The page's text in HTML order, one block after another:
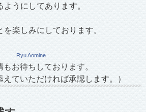
うにしてあります。
楽しみにしております。
Ryu Aomine
もお待ちしております。
えていただければ承認します。）